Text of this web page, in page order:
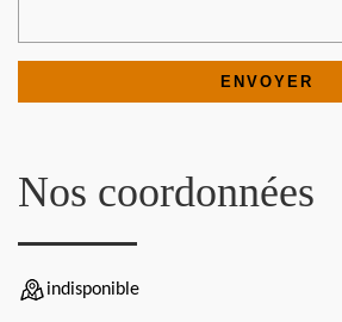
Nos coordonnées
indisponible